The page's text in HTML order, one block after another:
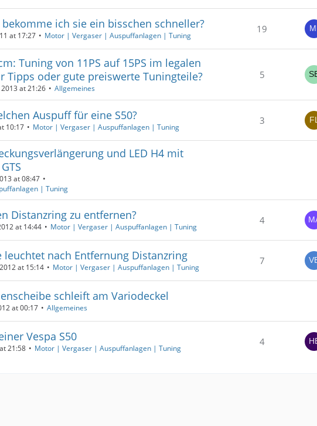
bekomme ich sie ein bisschen schneller?
at 17:27 Motor | Vergaser | Auspuffanlagen | Tuning
19
Tuning von 11PS auf 15PS im legalen
Tipps oder gute preiswerte Tuningteile?
2013 at 21:26 Allgemeines
5
Auspuff für eine S50?
10:17 Motor | Vergaser | Auspuffanlagen | Tuning
3
und LED H4 mit
at 08:47
| Tuning
Distanzring zu entfernen?
at 14:44 Motor | Vergaser | Auspuffanlagen | Tuning
4
nach Entfernung Distanzring
at 15:14 Motor | Vergaser | Auspuffanlagen | Tuning
7
schleift am Variodeckel
at 00:17 Allgemeines
Vespa S50
21:58 Motor | Vergaser | Auspuffanlagen | Tuning
4